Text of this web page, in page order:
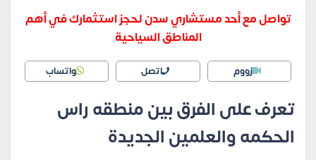
تواصل مع أحد مستشاري سدن لحجز استثمارك في أهم
المناطق السياحية
زووم اتصل واتساب
تعرف على الفرق بينمنطقه راس
الحكمه والعلمين الجديدة